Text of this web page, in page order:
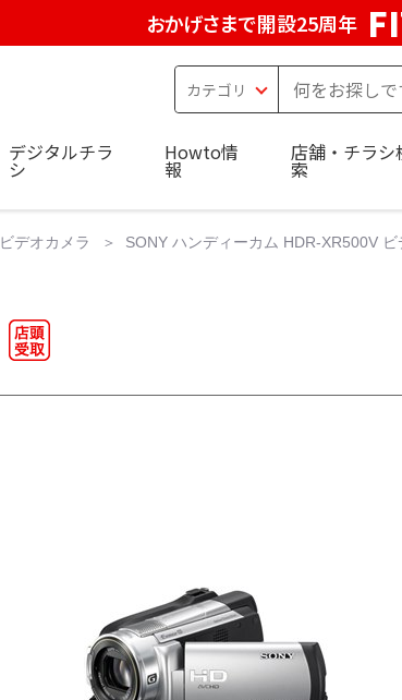
おかげさまで開設25周年
デジタルチラ
シ
Howto情
報
店舗・チラシ
索
ビデオカメラ SONY ハンディーカム HDR-XR500V